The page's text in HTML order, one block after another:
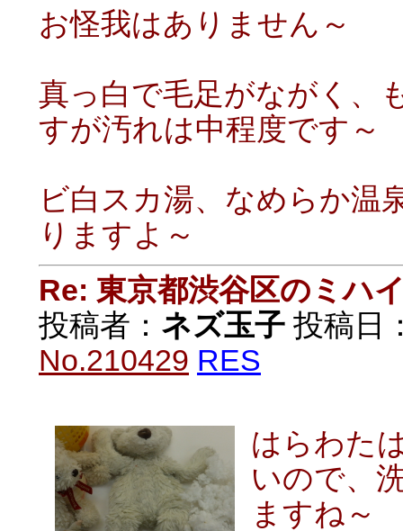
お怪我はありません～
真っ白で毛足がながく、
すが汚れは中程度です～
ビ白スカ湯、なめらか温
りますよ～
Re: 東京都渋谷区のミハ
投稿者： ネズ玉子 投稿日
No.210429 RES
はらわた
いので、
ますね～